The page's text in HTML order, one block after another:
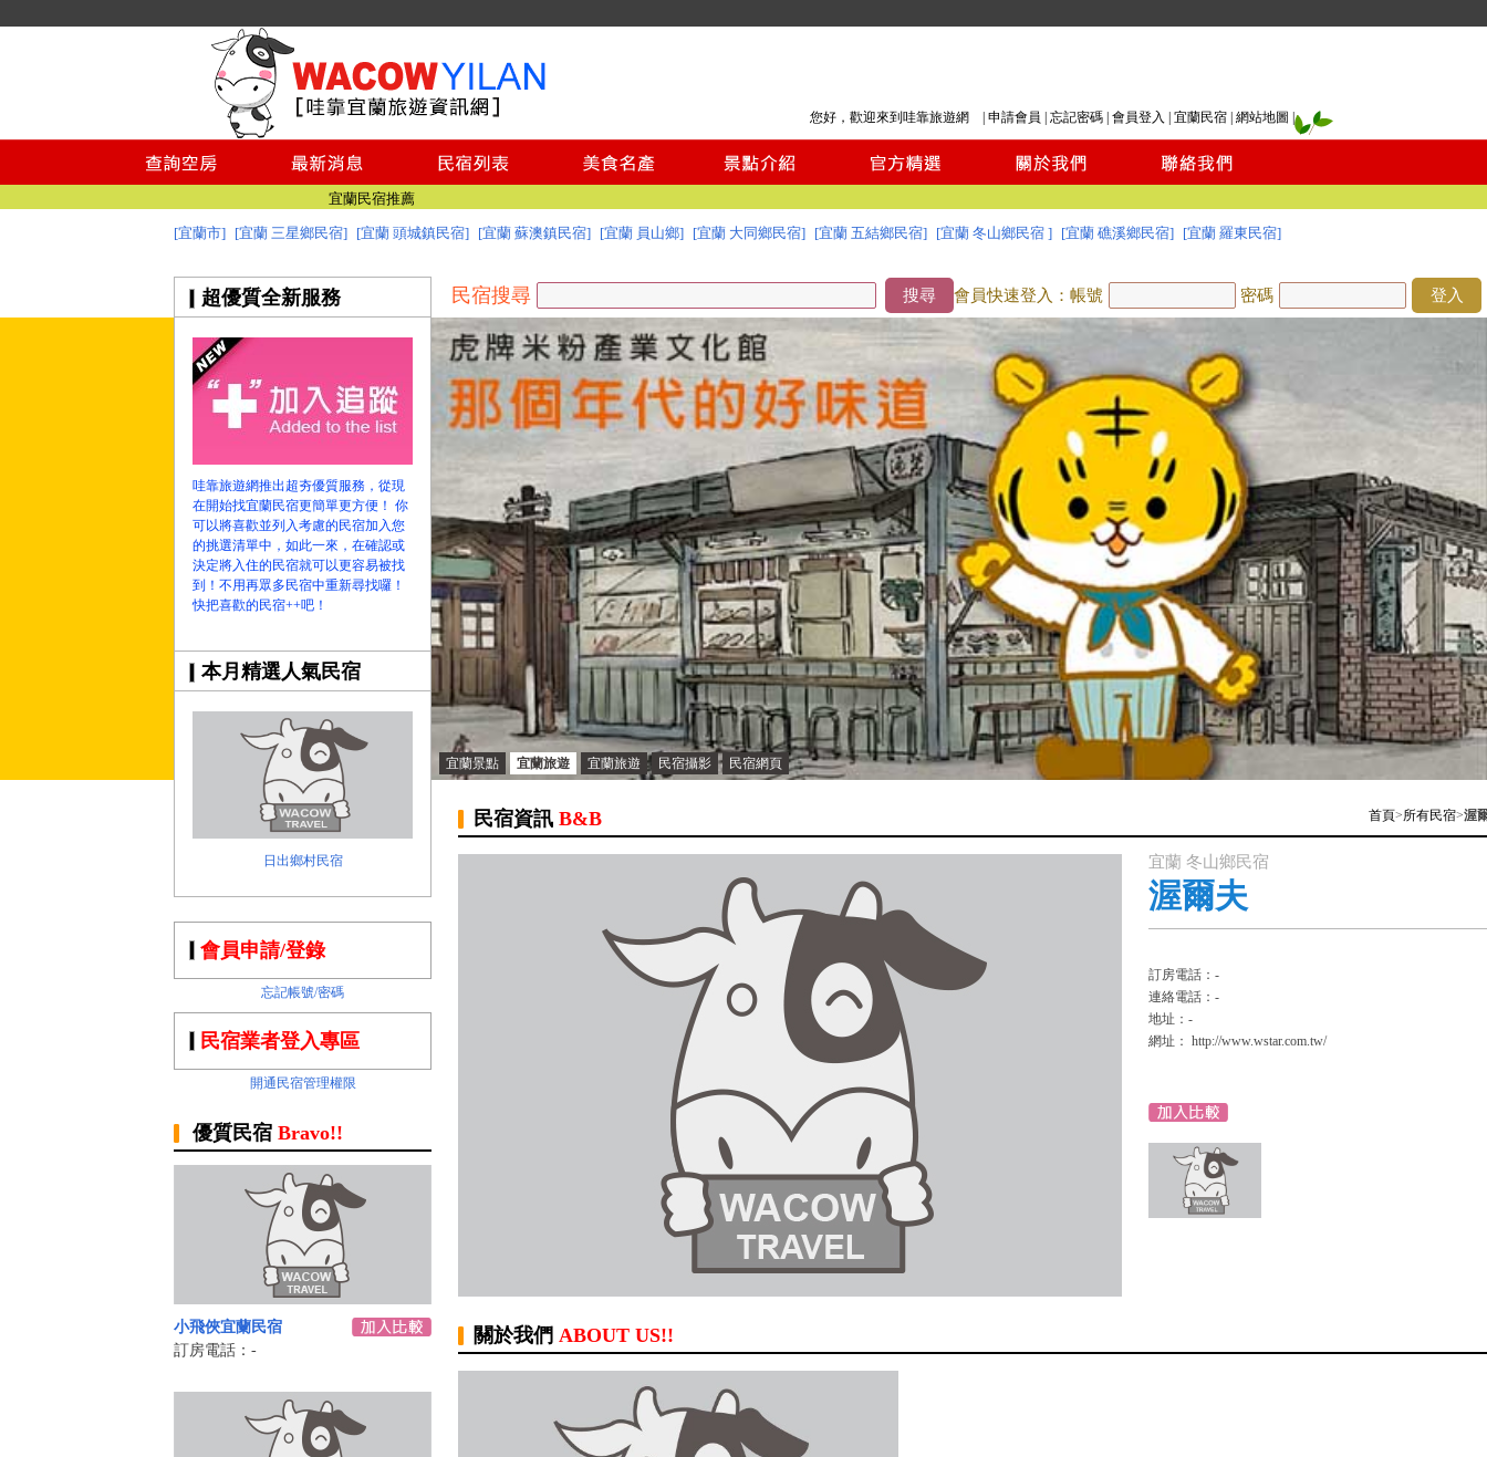
您好，歡迎來到哇靠旅遊網 | 申請會員 忘記密碼 會員登入 宜蘭民宿 網站地圖
宜蘭美食
宜蘭景點推薦
澎湖民宿推薦
綠島民宿
小琉球民宿
台南民宿
宜蘭民宿推薦
宜蘭美食
宜蘭景點推薦
澎湖民宿推薦
小琉球民宿
台南民宿
宜蘭民宿網 - 哇靠宜蘭民宿旅遊資訊網
[宜蘭市] [宜蘭 三星鄉民宿] [宜蘭 頭城鎮民宿] [宜蘭 蘇澳鎮民宿] [宜蘭 員山鄉] [宜蘭 大同鄉民宿] [宜蘭 五結鄉民宿] [宜蘭 冬山鄉民宿 ] [宜蘭 礁溪鄉民宿] [宜蘭 羅東民宿]
超優質全新服務
哇靠旅遊網推出超夯優質服務，從現
在開始找宜蘭民宿更簡單更方便！ 你
可以將喜歡並列入考慮的民宿加入您
的挑選清單中，如此一來，在確認或
決定將入住的民宿就可以更容易被找
到！不用再眾多民宿中重新尋找囉！
快把喜歡的民宿++吧！
本月精選人氣民宿
日出鄉村民宿
宜蘭景點 宜蘭旅遊 宜蘭旅遊 民宿攝影 民宿網頁
民宿搜尋 搜尋 會員快速登入：帳號 密碼 登入
會員申請/登錄
忘記帳號/密碼
民宿業者登入專區
開通民宿管理權限
優質民宿 Bravo!!
小飛俠宜蘭民宿
訂房電話：-
民宿資訊 B&B 首頁>所有民宿>渥
宜蘭 冬山鄉民宿
渥爾夫
訂房電話：-
連絡電話：-
地址：-
網址： http://www.wstar.com.tw/
關於我們 ABOUT US!!